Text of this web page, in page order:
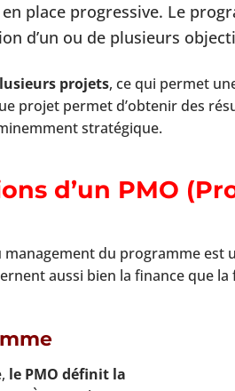
place progressive. Le
d’un ou de plusieurs
projets, ce qui permet
projet permet d’obtenir des
stratégique.
d’un PMO
du programme
aussi bien la finance que
le PMO définit la